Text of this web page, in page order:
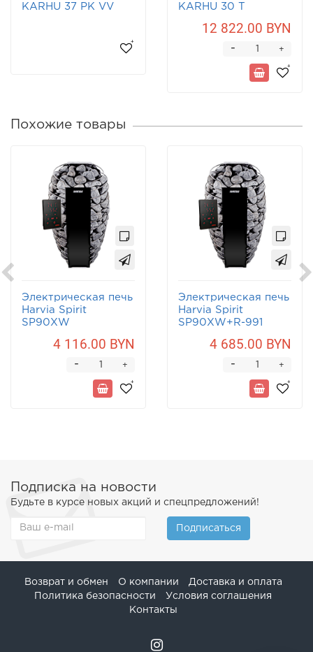
KARHU 37 PK VV
KARHU 30 T
12 822.00 BYN
+
-
Похожие товары
Электрическая печь
Harvia Spirit
SP90XW
4 116.00 BYN
+
-
Электрическая печь
Harvia Spirit
SP90XW+R-991
4 685.00 BYN
+
-
Подписка на новости
Будьте в курсе новых акций и спецпредложений!
Подписаться
Возврат и обмен О компании
Доставка и оплата
Политика безопасности
Условия соглашения
Контакты